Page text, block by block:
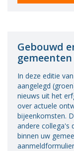
Gebouwd
gemeenten
In deze editie
aangelegd
nieuws uit het
over actuele
bijeenkomsten.
andere collega's
binnen uw